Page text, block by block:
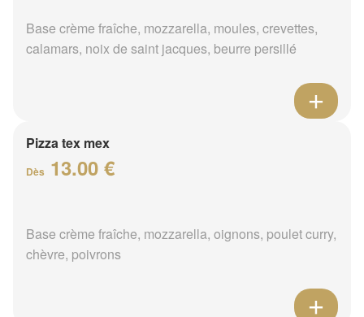
Base crème fraîche, mozzarella, moules, crevettes,
calamars, noix de saint jacques, beurre persillé
Pizza tex mex
Dès 13.00 €
Base crème fraîche, mozzarella, oignons, poulet curry,
chèvre, poivrons